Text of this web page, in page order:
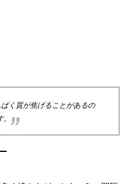
く質が焦げることがあるの